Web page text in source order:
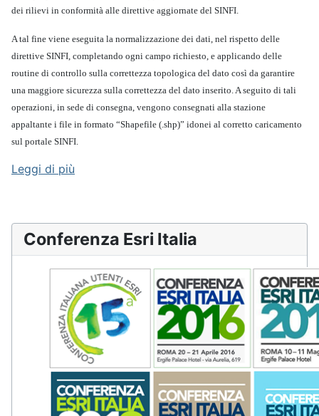
dei rilievi in conformità alle direttive aggiornate del SINFI.
A tal fine viene eseguita la normalizzazione dei dati, nel rispetto delle
direttive SINFI, completando ogni campo richiesto, e applicando delle
routine di controllo sulla correttezza topologica del dato così da garantire
una maggiore sicurezza sulla correttezza del dato inserito. A seguito di tali
operazioni, in sede di consegna, vengono consegnati alla stazione
appaltante i file in formato “Shapefile (.shp)” idonei al corretto caricamento
sul portale SINFI.
Leggi di più
Conferenza Esri Italia